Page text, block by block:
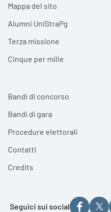
Mappa del sito
Alumni UniStraPg
Terza missione
Cinque per mille
Bandi di concorso
Bandi di gara
Procedure elettorali
Contatti
Credits
Seguici sui social